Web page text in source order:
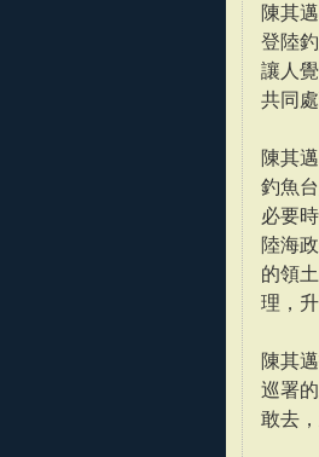
陳其
登陸
讓人
共同
陳其
釣魚
必要
陸海
的領
理，
陳其
巡署
敢去